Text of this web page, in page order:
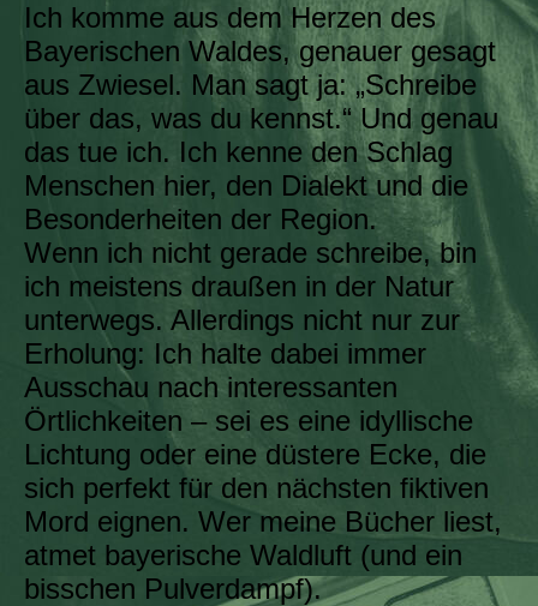
Ich komme aus dem Herzen des
Bayerischen Waldes, genauer gesagt
aus Zwiesel. Man sagt ja: „Schreibe
über das, was du kennst.“ Und genau
das tue ich. Ich kenne den Schlag
Menschen hier, den Dialekt und die
Besonderheiten der Region.
Wenn ich nicht gerade schreibe, bin
ich meistens draußen in der Natur
unterwegs. Allerdings nicht nur zur
Erholung: Ich halte dabei immer
Ausschau nach interessanten
Örtlichkeiten – sei es eine idyllische
Lichtung oder eine düstere Ecke, die
sich perfekt für den nächsten fiktiven
Mord eignen. Wer meine Bücher liest,
atmet bayerische Waldluft (und ein
bisschen Pulverdampf).